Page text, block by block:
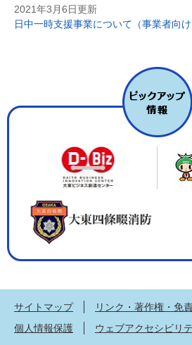
2021年3月6日更新
日中一時支援事業について（事業者向け
サイトマップ
リンク・著作権・免
個人情報保護
ウェブアクセシビリ